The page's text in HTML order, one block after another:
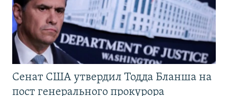
Сенат США утвердил Тодда Бланша на
пост генерального прокурора